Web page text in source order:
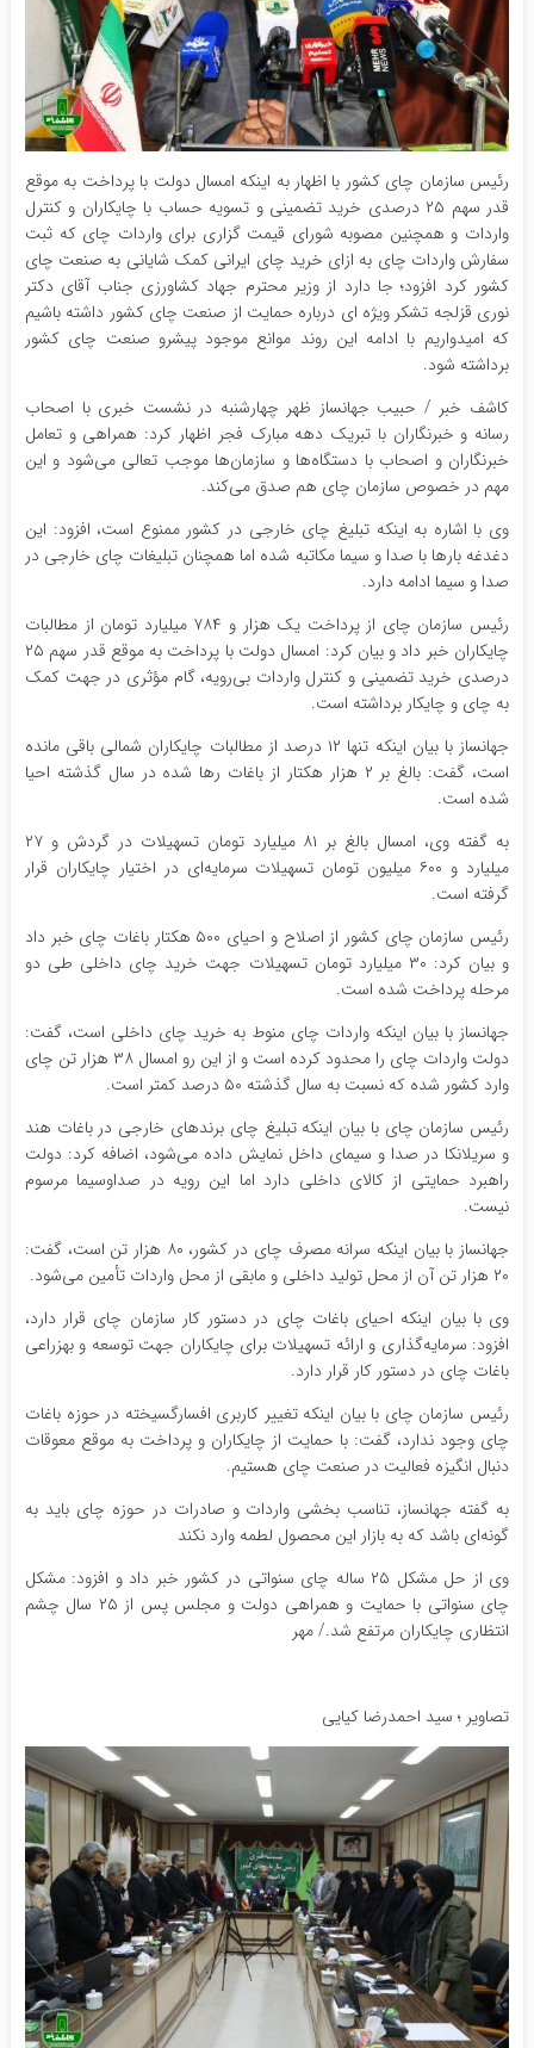
رئیس سازمان چای کشور با اظهار به اینکه امسال دولت با پرداخت به موقع
قدر سهم ۲۵ درصدی خرید تضمینی و تسویه حساب با چایکاران و کنترل
واردات و همچنین مصوبه شورای قیمت گزاری برای واردات چای که ثبت
سفارش واردات چای به ازای خرید چای ایرانی کمک شایانی به صنعت چای
کشور کرد افزود؛ جا دارد از وزیر محترم جهاد کشاورزی جناب آقای دکتر
نوری قزلجه تشکر ویژه ای درباره حمایت از صنعت چای کشور داشته باشیم
که امیدواریم با ادامه این روند موانع موجود پیشرو صنعت چای کشور
برداشته شود.
کاشف خبر / حبیب جهانساز ظهر چهارشنبه در نشست خبری با اصحاب
رسانه و خبرنگاران با تبریک دهه مبارک فجر اظهار کرد: همراهی و تعامل
خبرنگاران و اصحاب با دستگاه‌ها و سازمان‌ها موجب تعالی می‌شود و این
مهم در خصوص سازمان چای هم صدق می‌کند.
وی با اشاره به اینکه تبلیغ چای خارجی در کشور ممنوع است، افزود: این
دغدغه بارها با صدا و سیما مکاتبه شده اما همچنان تبلیغات چای خارجی در
صدا و سیما ادامه دارد.
رئیس سازمان چای از پرداخت یک هزار و ۷۸۴ میلیارد تومان از مطالبات
چایکاران خبر داد و بیان کرد: امسال دولت با پرداخت به موقع قدر سهم ۲۵
درصدی خرید تضمینی و کنترل واردات بی‌رویه، گام مؤثری در جهت کمک
به چای و چایکار برداشته است.
جهانساز با بیان اینکه تنها ۱۲ درصد از مطالبات چایکاران شمالی باقی مانده
است، گفت: بالغ بر ۲ هزار هکتار از باغات رها شده در سال گذشته احیا
شده است.
به گفته وی، امسال بالغ بر ۸۱ میلیارد تومان تسهیلات در گردش و ۲۷
میلیارد و ۶۰۰ میلیون تومان تسهیلات سرمایه‌ای در اختیار چایکاران قرار
گرفته است.
رئیس سازمان چای کشور از اصلاح و احیای ۵۰۰ هکتار باغات چای خبر داد
و بیان کرد: ۳۰ میلیارد تومان تسهیلات جهت خرید چای داخلی طی دو
مرحله پرداخت شده است.
جهانساز با بیان اینکه واردات چای منوط به خرید چای داخلی است، گفت:
دولت واردات چای را محدود کرده است و از این رو امسال ۳۸ هزار تن چای
وارد کشور شده که نسبت به سال گذشته ۵۰ درصد کمتر است.
رئیس سازمان چای با بیان اینکه تبلیغ چای برندهای خارجی در باغات هند
و سریلانکا در صدا و سیمای داخل نمایش داده می‌شود، اضافه کرد: دولت
راهبرد حمایتی از کالای داخلی دارد اما این رویه در صداوسیما مرسوم
نیست.
جهانساز با بیان اینکه سرانه مصرف چای در کشور، ۸۰ هزار تن است، گفت:
۲۰ هزار تن آن از محل تولید داخلی و مابقی از محل واردات تأمین می‌شود.
وی با بیان اینکه احیای باغات چای در دستور کار سازمان چای قرار دارد،
افزود: سرمایه‌گذاری و ارائه تسهیلات برای چایکاران جهت توسعه و بهزراعی
باغات چای در دستور کار قرار دارد.
رئیس سازمان چای با بیان اینکه تغییر کاربری افسارگسیخته در حوزه باغات
چای وجود ندارد، گفت: با حمایت از چایکاران و پرداخت به موقع معوقات
دنبال انگیزه فعالیت در صنعت چای هستیم.
به گفته جهانساز، تناسب بخشی واردات و صادرات در حوزه چای باید به
گونه‌ای باشد که به بازار این محصول لطمه وارد نکند
وی از حل مشکل ۲۵ ساله چای سنواتی در کشور خبر داد و افزود: مشکل
چای سنواتی با حمایت و همراهی دولت و مجلس پس از ۲۵ سال چشم
انتظاری چایکاران مرتفع شد./ مهر
تصاویر ؛ سید احمدرضا کیایی